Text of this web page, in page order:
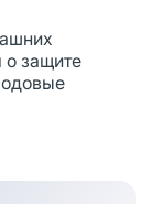
о защите